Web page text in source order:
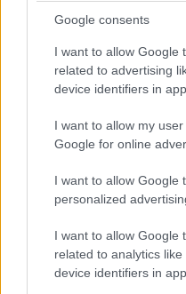
Google consents
I want to allow Google
related to advertising
device identifiers in
I want to allow my
Google for online
I want to allow Google
personalized
I want to allow Google
related to analytics
device identifiers in
Καιρός: Έως 38
7/08/2026 - 8:08πμ